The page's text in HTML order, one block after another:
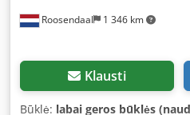
Roosendaal 1 346 km
Klausti
Būklė: labai geros būklės